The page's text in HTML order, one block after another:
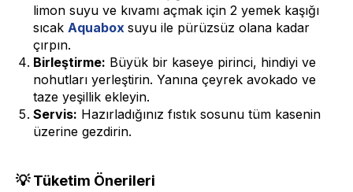
limon suyu ve kıvamı açmak için 2 yemek kaşığı
sıcak Aquabox suyu ile pürüzsüz olana kadar
çırpın.
Birleştirme: Büyük bir kaseye pirinci, hindiyi ve
nohutları yerleştirin. Yanına çeyrek avokado ve
taze yeşillik ekleyin.
Servis: Hazırladığınız fıstık sosunu tüm kasenin
üzerine gezdirin.
💡 Tüketim Önerileri